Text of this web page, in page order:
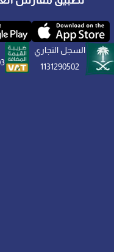
السجل التجاري
1131290502